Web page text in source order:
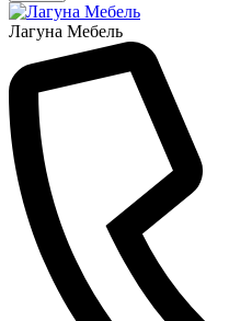
Лагуна Мебель